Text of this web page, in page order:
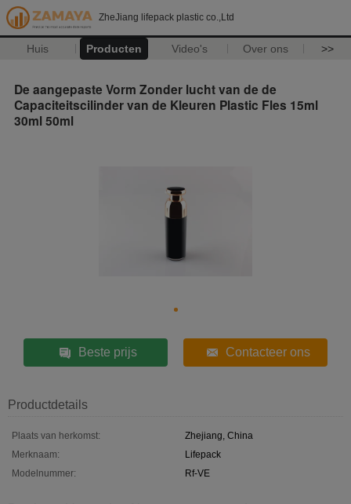
ZheJiang lifepack plastic co.,Ltd
Huis Producten Video's Over ons >>
De aangepaste Vorm Zonder lucht van de de
Capaciteitscilinder van de Kleuren Plastic Fles 15ml
30ml 50ml
Beste prijs Contacteer ons
Productdetails
Plaats van herkomst:
Zhejiang, China
Merknaam:
Lifepack
Modelnummer:
Rf-VE